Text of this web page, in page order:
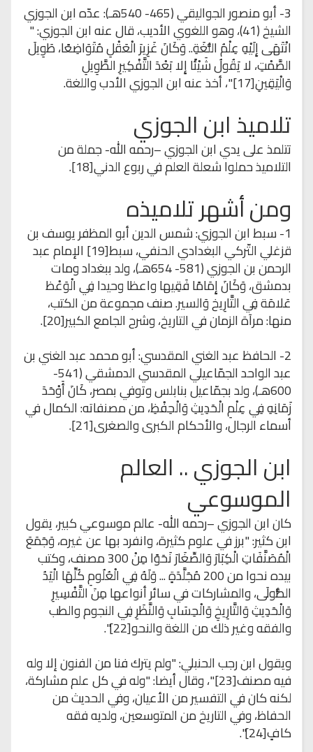
3- أبو منصور الجواليقي (465- 540هـ): عدّه ابن الجوزي
الشيخ (41)، وهو اللغوي الأديب، قال عنه ابن الجوزي: "
انْتَهَى إِلَيْهِ عِلْمُ اللُّغَةِ.. وَكَانَ غَزِيرَ الْعَقْلِ مُتَوَاضِعًا، طَوِيلَ
الصَّمْتِ، لا يَقُولُ شَيْئًا إِلا بَعْدَ التَّفْكِيرِ الطَّوِيلِ
وَالْيَقِينِ[17]"، أخذ عنه ابن الجوزي الأدب واللغة.
تلاميذ ابن الجوزي
تتلمذ على يدي ابن الجوزي –رحمه الله- جملة من
التلاميذ حملوا شعلة العلم في ربوع الدني[18].
ومن أشهر تلاميذه
1- سبط ابن الجوزي: شمس الدين أبو المظفر يوسف بن
قزغلي التّركي البغدادي الحنفي، سبط[19] الإمام عبد
الرحمن بن الجوزي (581- 654هـ)، ولد ببغداد ومات
بدمشق، وَكَانَ إِمَامًا فَقِيها واعظا وحيدا فِي الْوَعْظ
عَلامَة فِي التَّارِيخ وَالسير. صنف مجموعة من الكتب،
منها: مرآة الزمان في التاريخ، وشرح الجامع الكبير[20].
2- الحافظ عبد الغني المقدسي: أبو محمد عبد الغني بن
عبد الواحد الجمّاعيلي المقدسي الدمشقي (541-
600هـ)، ولد بجمّاعيل بنابلس وتوفي بمصر، كَانَ أَوْحَدَ
زَمَانِهِ فِي عِلْمِ الْحَدِيثِ وَالْحِفْظِ، من مصنفاته: الكمال في
أسماء الرجال، والأحكام الكبرى والصغرى[21].
ابن الجوزي .. العالم
الموسوعي
كان ابن الجوزي –رحمه الله- عالم موسوعي كبير، يقول
ابن كثير: "برز في علوم كثيرة، وانفرد بها عن غيره، وَجَمَعَ
الْمُصَنَّفَاتِ الْكِبَارَ وَالصِّغَارَ نَحَوًا مِنْ 300 مصنف، وكتب
بيده نحوا من 200 مُجَلَّدَةٍ ... وَلَهُ فِي الْعُلُومِ كُلِّهَا الْيَدُ
الطُّولَى، والمشاركات في سائر أنواعها مِنَ التَّفْسِيرِ
وَالْحَدِيثِ وَالتَّارِيخِ وَالْحِسَابِ وَالنَّظَرِ فِي النجوم والطب
والفقه وغير ذلك من اللغة والنحو[22]".
ويقول ابن رجب الحنبلي: "ولم يترك فنا من الفنون إلا وله
فيه مصنف[23]"، وقال أيضا: "وله في كل علم مشاركة،
لكنه كان في التفسير من الأعيان، وفي الحديث من
الحفاظ، وفي التاريخ من المتوسعين، ولديه فقه
كافٍ[24]".